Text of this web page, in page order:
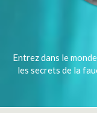
Entrez dans le
les secrets de la